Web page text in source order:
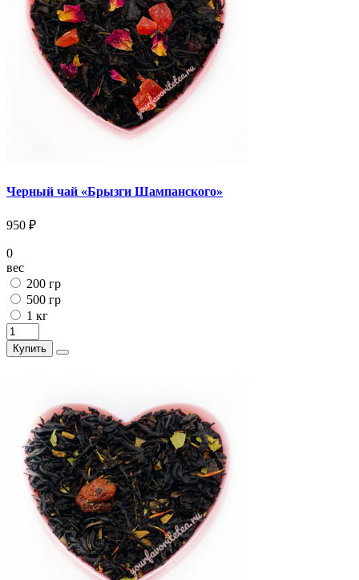
Черный чай «Брызги Шампанского»
950 ₽
0
вес
200 гр
500 гр
1 кг
Купить